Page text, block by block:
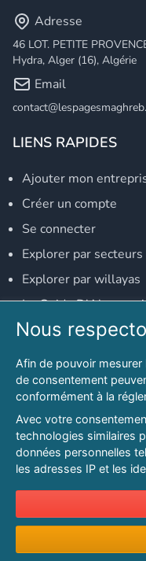
Adresse
46 LOT. PETITE
Hydra, Alger (16), Algérie
Email
LIENS RAPIDES
Ajouter mon
Créer un compte
Se connecter
Explorer par secteurs
Explorer par willayas
Le Guide D'Alger,
NOS RÉSEAUX
Notre page
Notre page LinkedIn
Notre page
Notre page Twitter
© 2026
confidentialité
Protection
Nous
Afin de pouvoir
de consentement
conformément à la
Avec votre
technologies similaires
données personnelles
les adresses IP et les
sur l'intérêt légitime à
».
Pour en savoir plus sur
et pour ajuster vos